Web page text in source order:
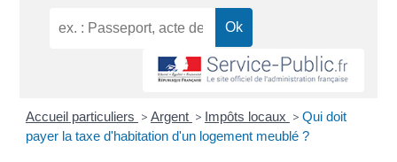
Accueil particuliers > Argent > Impôts locaux > Qui doit
payer la taxe d'habitation d'un logement meublé ?